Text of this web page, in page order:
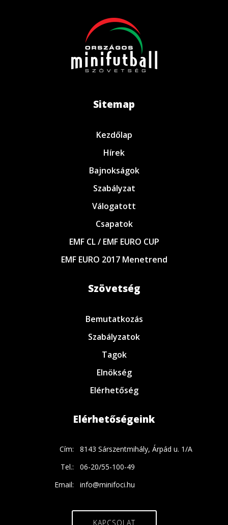
Sitemap
Kezdőlap
Hírek
Bajnokságok
Szabályzat
Válogatott
Csapatok
EMF CL / EMF EURO CUP
EMF EURO 2017 Menetrend
Szövetség
Bemutatkozás
Szabályzatok
Tagok
Elnökség
Elérhetőség
Elérhetőségeink
Cím:
8143 Sárszentmihály, Árpád u. 1/A
Tel.:
06-20/55-100-49
Email:
info@minifoci.hu
KAPCSOLAT